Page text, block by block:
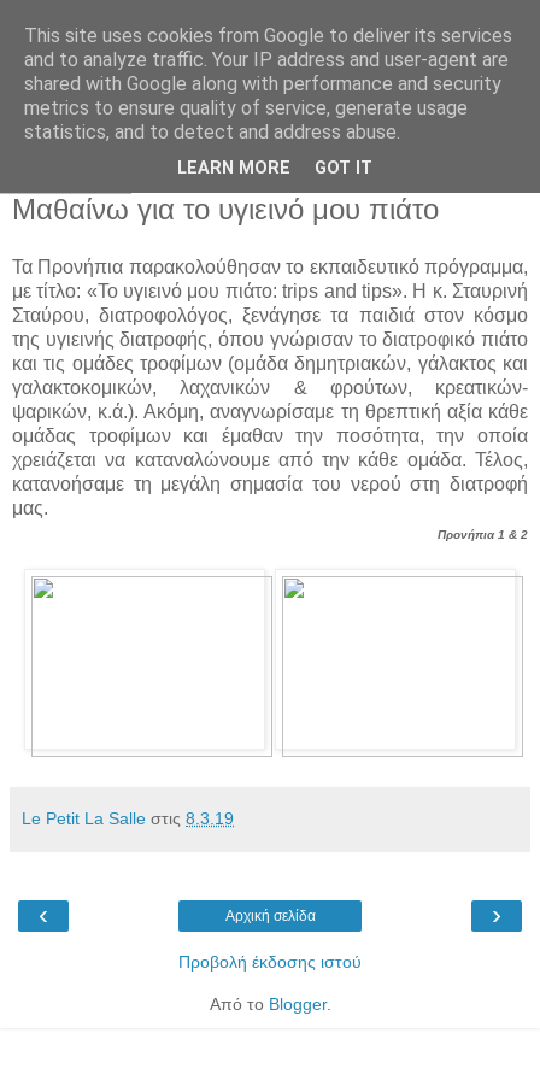
Παιδικός Σταθμός-
Νηπιαγωγείο "ΔΕΛΑΣΑΛ"
Μαθαίνω για το υγιεινό μου πιάτο
Τα Προνήπια παρακολούθησαν το εκπαιδευτικό πρόγραμμα,
με τίτλο: «Το υγιεινό μου πιάτο: trips and tips». Η κ. Σταυρινή
Σταύρου, διατροφολόγος, ξενάγησε τα παιδιά στον κόσμο
της υγιεινής διατροφής, όπου γνώρισαν το διατροφικό πιάτο
και τις ομάδες τροφίμων (ομάδα δημητριακών, γάλακτος και
γαλακτοκομικών, λαχανικών & φρούτων, κρεατικών-
ψαρικών, κ.ά.). Ακόμη, αναγνωρίσαμε τη θρεπτική αξία κάθε
ομάδας τροφίμων και έμαθαν την ποσότητα, την οποία
χρειάζεται να καταναλώνουμε από την κάθε ομάδα. Τέλος,
κατανοήσαμε τη μεγάλη σημασία του νερού στη διατροφή
μας.
Προνήπια 1 & 2
Le Petit La Salle στις 8.3.19
‹ ›
Αρχική σελίδα
Προβολή έκδοσης ιστού
Από το Blogger.
This site uses cookies from Google to deliver its services
and to analyze traffic. Your IP address and user-agent are
shared with Google along with performance and security
metrics to ensure quality of service, generate usage
statistics, and to detect and address abuse.
LEARN MORE GOT IT